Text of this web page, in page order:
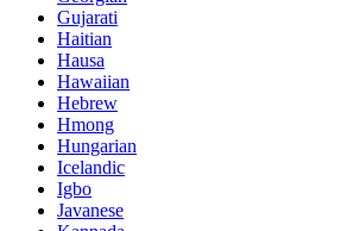
Gujarati
Haitian
Hausa
Hawaiian
Hebrew
Hmong
Hungarian
Icelandic
Igbo
Javanese